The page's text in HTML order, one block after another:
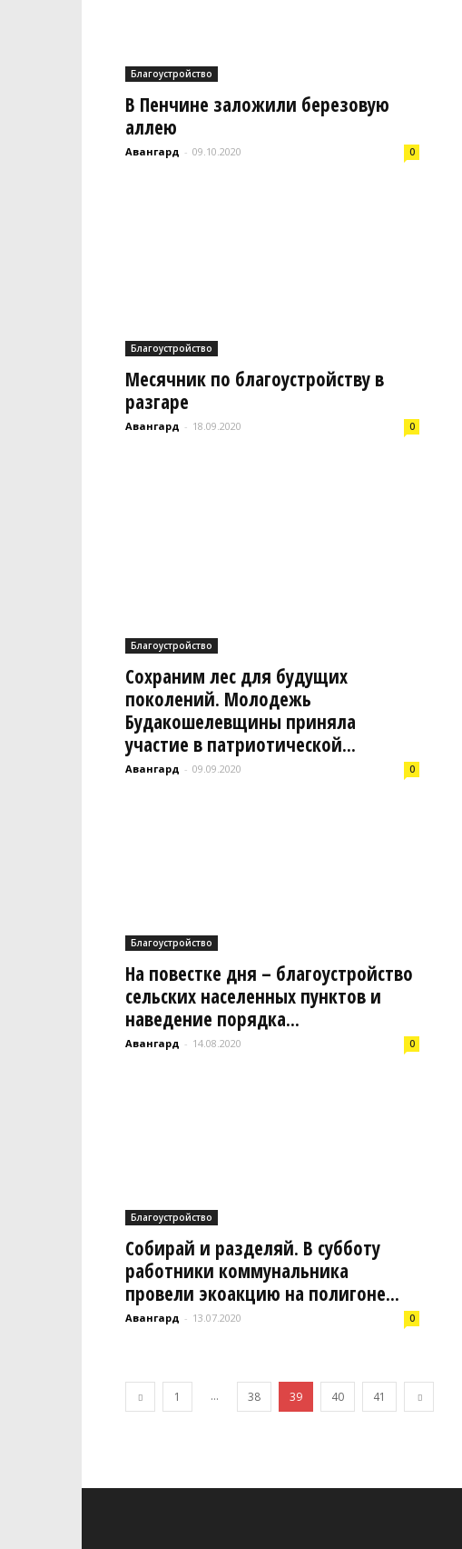
Благоустройство
В Пенчине заложили березовую
аллею
Авангард - 09.10.2020 0
Благоустройство
Месячник по благоустройству в
разгаре
Авангард - 18.09.2020 0
Благоустройство
Сохраним лес для будущих
поколений. Молодежь
Будакошелевщины приняла
участие в патриотической...
Авангард - 09.09.2020 0
Благоустройство
На повестке дня – благоустройство
сельских населенных пунктов и
наведение порядка...
Авангард - 14.08.2020 0
Благоустройство
Собирай и разделяй. В субботу
работники коммунальника
провели экоакцию на полигоне...
Авангард - 13.07.2020 0
1 ... 38 39 40 41